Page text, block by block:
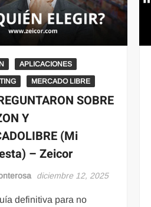
APLICACIONES
MERCADO LIBRE
SOBRE
Y
(Mi
– Zeicor
diciembre 12, 2025
definitiva para no